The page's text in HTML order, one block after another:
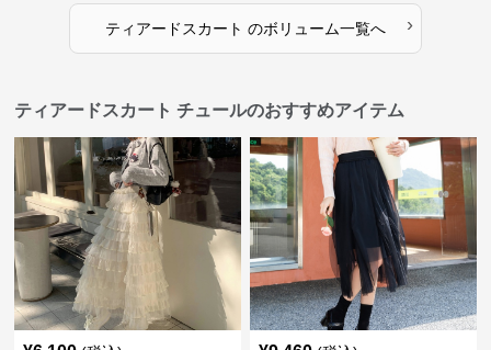
ティアードスカート のボリューム一覧へ ›
ティアードスカート チュールのおすすめアイテム